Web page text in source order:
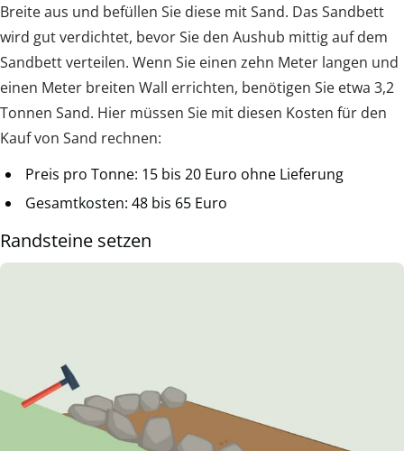
Breite aus und befüllen Sie diese mit Sand. Das Sandbett
wird gut verdichtet, bevor Sie den Aushub mittig auf dem
Sandbett verteilen. Wenn Sie einen zehn Meter langen und
einen Meter breiten Wall errichten, benötigen Sie etwa 3,2
Tonnen Sand. Hier müssen Sie mit diesen Kosten für den
Kauf von Sand rechnen:
Preis pro Tonne: 15 bis 20 Euro ohne Lieferung
Gesamtkosten: 48 bis 65 Euro
Randsteine setzen